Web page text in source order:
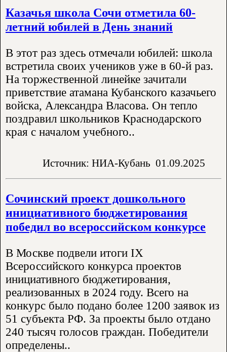
Казачья школа Сочи отметила 60-
летний юбилей в День знаний
В этот раз здесь отмечали юбилей: школа
встретила своих учеников уже в 60-й раз.
На торжественной линейке зачитали
приветствие атамана Кубанского казачьего
войска, Александра Власова. Он тепло
поздравил школьников Краснодарского
края с началом учебного..
Источник: НИА-Кубань 01.09.2025
Сочинский проект дошкольного
инициативного бюджетирования
победил во всероссийском конкурсе
В Москве подвели итоги IX
Всероссийского конкурса проектов
инициативного бюджетирования,
реализованных в 2024 году. Всего на
конкурс было подано более 1200 заявок из
51 субъекта РФ. За проекты было отдано
240 тысяч голосов граждан. Победители
определены..